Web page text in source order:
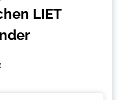
LIET